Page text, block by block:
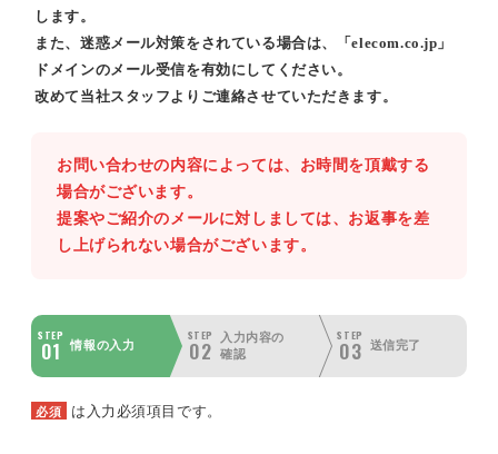
します。
また、迷惑メール対策をされている場合は、「elecom.co.jp」
ドメインのメール受信を有効にしてください。
改めて当社スタッフよりご連絡させていただきます。
お問い合わせの内容によっては、お時間を頂戴する
場合がございます。
提案やご紹介のメールに対しましては、お返事を差
し上げられない場合がございます。
STEP
01 情報の入力
STEP
02
入力内容の
確認
STEP
03 送信完了
必須 は入力必須項目です。